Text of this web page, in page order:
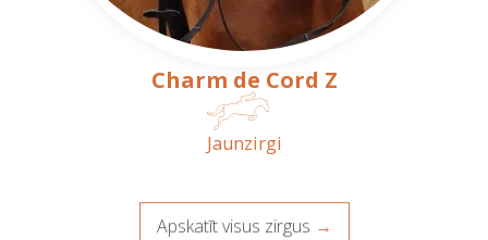
Charm de Cord Z
Jaunzirgi
Apskatīt visus zirgus